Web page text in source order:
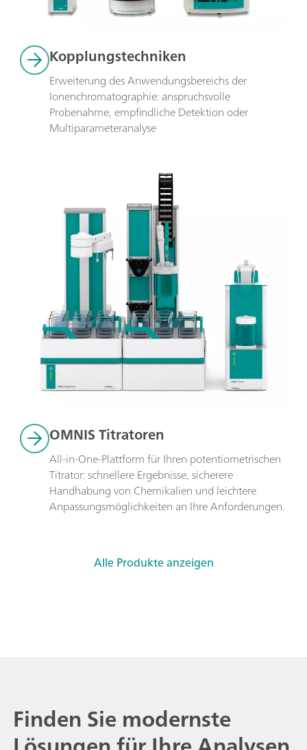
Kopplungstechniken
Erweiterung des Anwendungsbereichs der
Ionenchromatographie: anspruchsvolle
Probenahme, empfindliche Detektion oder
Multiparameteranalyse
OMNIS Titratoren
All-in-One-Plattform für Ihren potentiometrischen
Titrator: schnellere Ergebnisse, sicherere
Handhabung von Chemikalien und leichtere
Anpassungsmöglichkeiten an Ihre Anforderungen.
Alle Produkte anzeigen
Finden Sie modernste